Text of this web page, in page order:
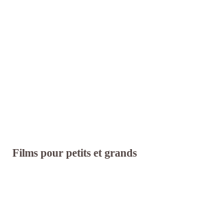
Films pour petits et grands